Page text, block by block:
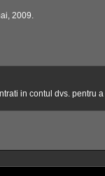
2009.
in contul dvs. pentru